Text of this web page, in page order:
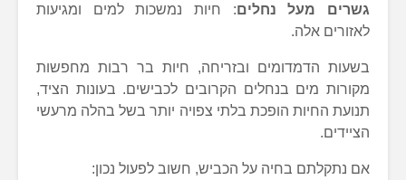
גשרים מעל נחלים: חיות נמשכות למים ומגיעות
לאזורים אלה.
בשעות הדמדומים ובזריחה, חיות בר רבות מחפשות
מקורות מים בנחלים הקרובים לכבישים. בעונות הציד,
תנועת החיות הופכת בלתי צפויה יותר בשל בהלה מרעשי
הציידים.
אם נתקלתם בחיה על הכביש, חשוב לפעול נכון: